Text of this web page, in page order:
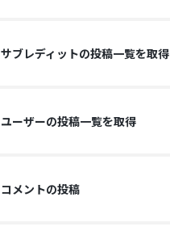
サブレディットの投稿一覧を取得
ユーザーの投稿一覧を取得
コメントの投稿